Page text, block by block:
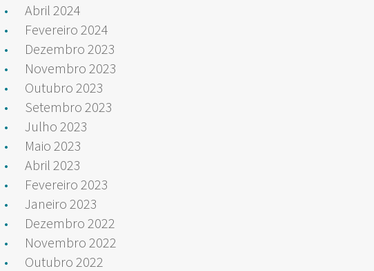
Abril 2024
Fevereiro 2024
Dezembro 2023
Novembro 2023
Outubro 2023
Setembro 2023
Julho 2023
Maio 2023
Abril 2023
Fevereiro 2023
Janeiro 2023
Dezembro 2022
Novembro 2022
Outubro 2022